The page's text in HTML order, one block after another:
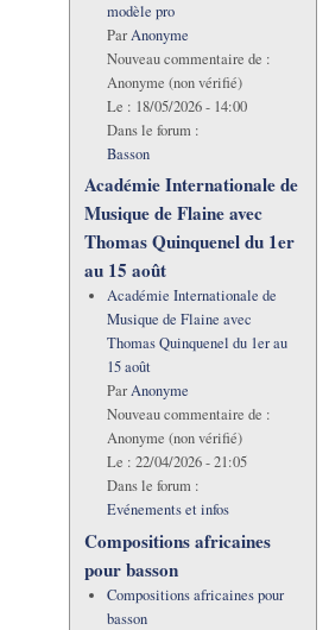
modèle pro
ParAnonyme
Nouveau commentaire de :
Anonyme (non vérifié)
Le : 18/05/2026 - 14:00
Dans le forum :
Basson
Académie Internationale de
Musique de Flaine avec
Thomas Quinquenel du 1er
au 15 août
Académie Internationale de
Musique de Flaine avec
Thomas Quinquenel du 1er au
15 août
ParAnonyme
Nouveau commentaire de :
Anonyme (non vérifié)
Le : 22/04/2026 - 21:05
Dans le forum :
Evénements et infos
Compositions africaines
pour basson
Compositions africaines pour
basson